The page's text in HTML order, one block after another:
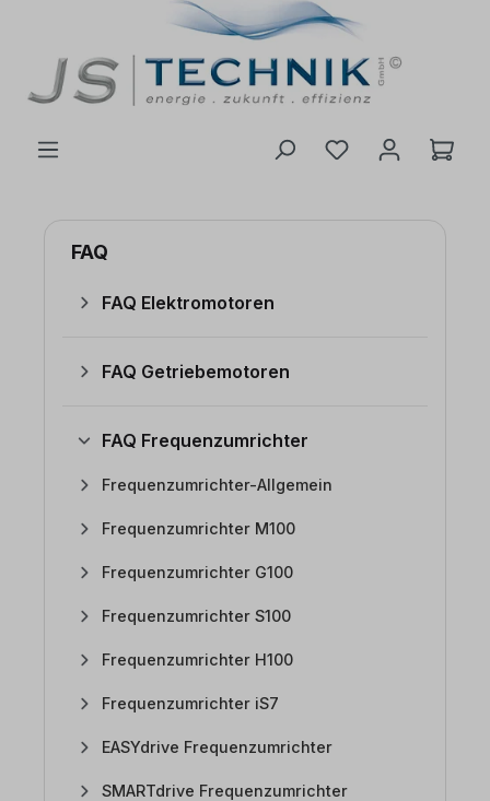
FAQ
FAQ Elektromotoren
FAQ Getriebemotoren
FAQ Frequenzumrichter
Frequenzumrichter-Allgemein
Frequenzumrichter M100
Frequenzumrichter G100
Frequenzumrichter S100
Frequenzumrichter H100
Frequenzumrichter iS7
EASYdrive Frequenzumrichter
SMARTdrive Frequenzumrichter